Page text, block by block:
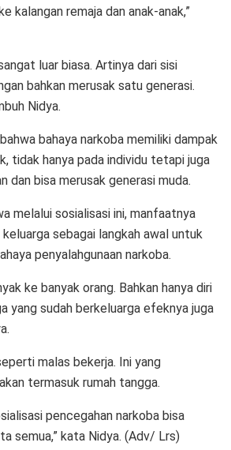
kalangan remaja dan anak-anak,”
luar biasa. Artinya dari sisi
bahkan merusak satu generasi.
Nidya.
bahaya narkoba memiliki dampak
tidak hanya pada individu tetapi juga
dan bisa merusak generasi muda.
melalui sosialisasi ini, manfaatnya
sebagai langkah awal untuk
penyalahgunaan narkoba.
ke banyak orang. Bahkan hanya diri
yang sudah berkeluarga efeknya juga
malas bekerja. Ini yang
termasuk rumah tangga.
pencegahan narkoba bisa
semua,” kata Nidya. (Adv/ Lrs)